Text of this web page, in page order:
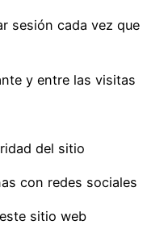
sesión cada vez que
y entre las visitas
del sitio
con redes sociales
sitio web